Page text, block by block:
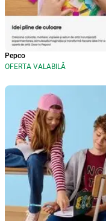
Pepco
OFERTA VALABILĂ